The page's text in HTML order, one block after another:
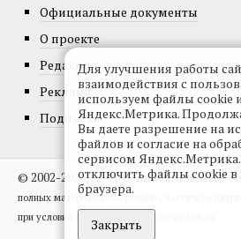
Официальные документы
О проекте
Редакция
Реклама
Подписка
© 2002-2026, Все права защищены.
полных материалов запрещено, частичное
при условии гиперссылки на сайт vedom.ru.
Для улучшения работы
взаимодействия с
используем файлы cookie
Яндекс.Метрика.
Вы даете разрешение на
файлов и согласие на
сервисом
отключить файлы cookie в
браузера.
Закрыть